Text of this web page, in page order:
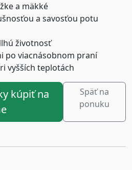
a mäkké
a savosťou potu
životnosť
po viacnásobnom praní
vyšších teplotách
kúpiť na
Späť na
ponuku